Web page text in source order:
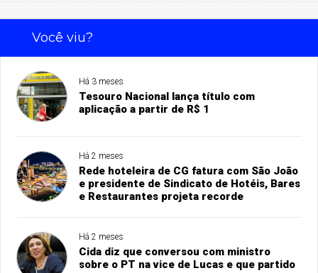
Você viu?
Há 3 meses
Tesouro Nacional lança título com
aplicação a partir de R$ 1
Há 2 meses
Rede hoteleira de CG fatura com São João
e presidente de Sindicato de Hotéis, Bares
e Restaurantes projeta recorde
Há 2 meses
Cida diz que conversou com ministro
sobre o PT na vice de Lucas e que partido